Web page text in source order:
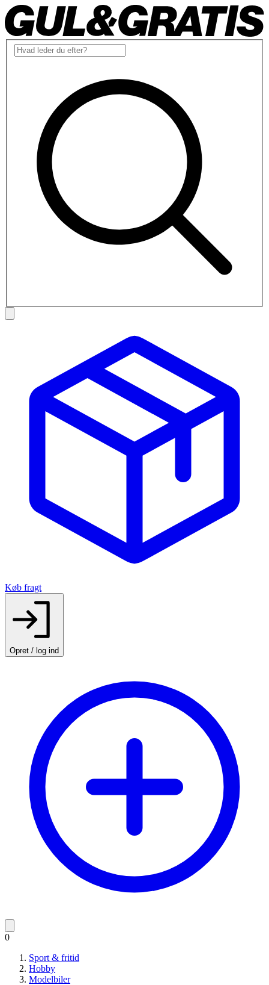
Køb fragt
Opret / log ind
0
Sport & fritid
Hobby
Modelbiler